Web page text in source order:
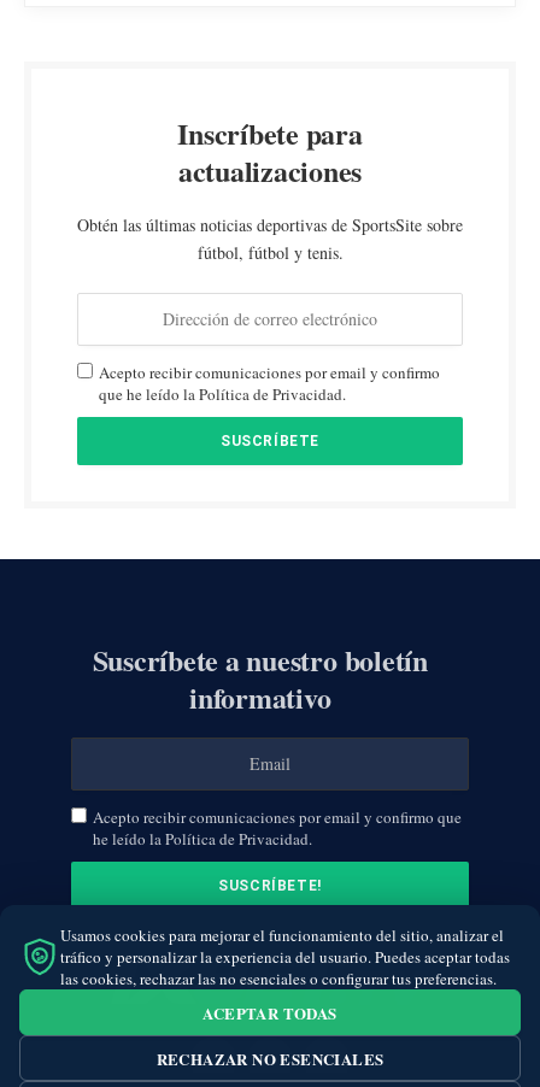
Inscríbete para
actualizaciones
Obtén las últimas noticias deportivas de SportsSite sobre
fútbol, fútbol y tenis.
Acepto recibir comunicaciones por email y confirmo
que he leído la Política de Privacidad.
FacebookTwitter Instagram
Suscríbete a nuestro boletín
informativo
Acepto recibir comunicaciones por email y confirmo que
he leído la Política de Privacidad.
Usamos cookies para mejorar el funcionamiento del sitio, analizar el
tráfico y personalizar la experiencia del usuario. Puedes aceptar todas
las cookies, rechazar las no esenciales o configurar tus preferencias.
ACEPTAR TODAS
RECHAZAR NO ESENCIALES